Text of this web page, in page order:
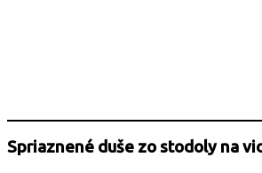
Spriaznené duše zo stodoly na